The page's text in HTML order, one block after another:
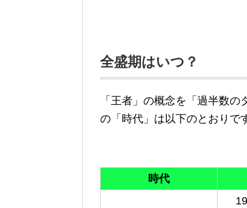
全盛期はいつ？
「王者」の概念を「過半数
の「時代」は以下のとおりで
時代